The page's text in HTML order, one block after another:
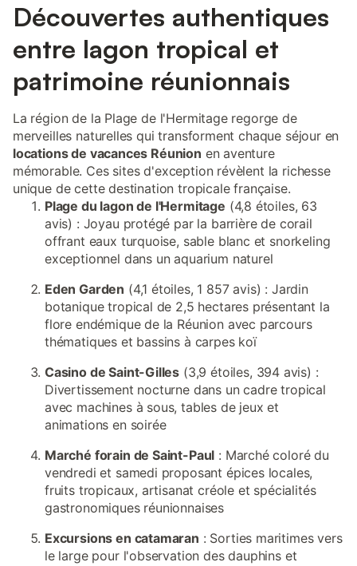
Découvertes authentiques
entre lagon tropical et
patrimoine réunionnais
La région de la Plage de l'Hermitage regorge de
merveilles naturelles qui transforment chaque séjour en
locations de vacances Réunion en aventure
mémorable. Ces sites d'exception révèlent la richesse
unique de cette destination tropicale française.
Plage du lagon de l'Hermitage (4,8 étoiles, 63
avis) : Joyau protégé par la barrière de corail
offrant eaux turquoise, sable blanc et snorkeling
exceptionnel dans un aquarium naturel
Eden Garden (4,1 étoiles, 1 857 avis) : Jardin
botanique tropical de 2,5 hectares présentant la
flore endémique de la Réunion avec parcours
thématiques et bassins à carpes koï
Casino de Saint-Gilles (3,9 étoiles, 394 avis) :
Divertissement nocturne dans un cadre tropical
avec machines à sous, tables de jeux et
animations en soirée
Marché forain de Saint-Paul : Marché coloré du
vendredi et samedi proposant épices locales,
fruits tropicaux, artisanat créole et spécialités
gastronomiques réunionnaises
Excursions en catamaran : Sorties maritimes vers
le large pour l'observation des dauphins et